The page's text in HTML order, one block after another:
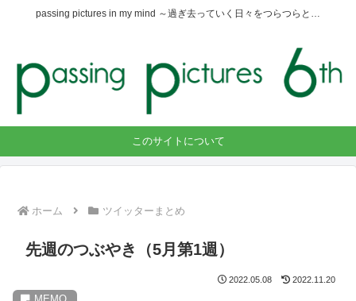
passing pictures in my mind ～過ぎ去っていく日々をつらつらと…
このサイトについて
ホーム ツイッターまとめ
先週のつぶやき（5月第1週）
2022.05.08 2022.11.20